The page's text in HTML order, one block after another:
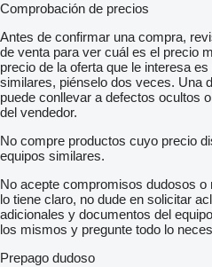
Comprobación de precios
Antes de confirmar una compra,
de venta para ver cuál es el precio
precio de la oferta que le interesa
similares, piénselo dos veces. Una
puede conllevar a defectos ocultos
del vendedor.
No compre productos cuyo precio
equipos similares.
No acepte compromisos dudosos
lo tiene claro, no dude en solicitar
adicionales y documentos del
los mismos y pregunte todo lo
Prepago dudoso